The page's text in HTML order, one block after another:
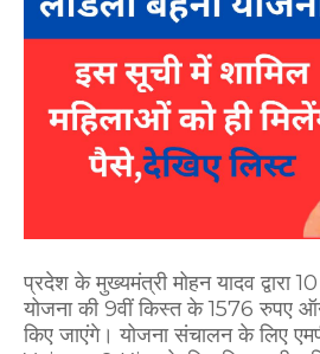
प्रदेश के मुख्यमंत्री मोहन यादव द्वारा
योजना की 9वीं किस्त के 1576 रुपए
किए जाएंगे। योजना संचालन के लिए